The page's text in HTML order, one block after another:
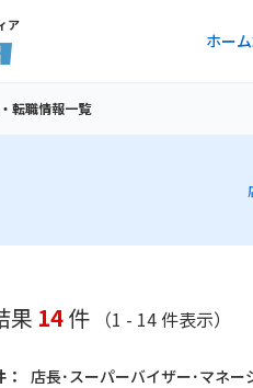
ア
ホーム
転職情報一覧
果 14件 （1 - 14 件表示）
店長･スーパーバイザー･マネー